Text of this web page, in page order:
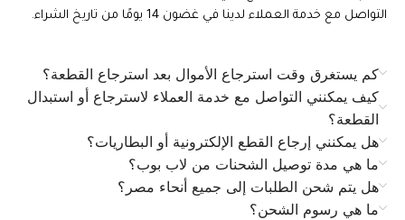
التواصل مع خدمة العملاء لدينا في غضون 14 يومًا من تاريخ الشراء.
كم يستغرق وقت استرجاع الأموال بعد استرجاع القطعة؟
كيف يمكنني التواصل مع خدمة العملاء لاسترجاع أو استبدال
القطعة؟
هل يمكنني إرجاع القطع الإلكترونية أو البطاريات؟
ما هي مدة توصيل الشحنات من لاب بوب؟
هل يتم شحن الطلبات إلى جميع أنحاء مصر؟
ما هي رسوم الشحن؟